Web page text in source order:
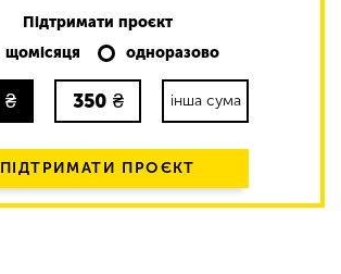
Підтримати проєкт
щомісяця
одноразово
₴ 350 ₴ інша сума
ПІДТРИМАТИ ПРОЄКТ